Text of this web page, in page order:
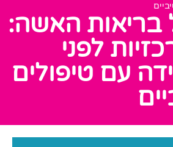
בריאות האשה:
לפני
עם טיפולים